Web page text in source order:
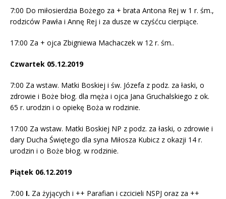
7:00 Do miłosierdzia Bożego za + brata Antona Rej w 1 r. śm.,
rodziców Pawła i Annę Rej i za dusze w czyśćcu cierpiące.
17:00 Za + ojca Zbigniewa Machaczek w 12 r. śm..
Czwartek 05.12.2019
7:00 Za wstaw. Matki Boskiej i św. Józefa z podz. za łaski, o
zdrowie i Boże błog. dla męża i ojca Jana Gruchalskiego z ok.
65 r. urodzin i o opiekę Boża w rodzinie.
17:00 Za wstaw. Matki Boskiej NP z podz. za łaski, o zdrowie i
dary Ducha Świętego dla syna Miłosza Kubicz z okazji 14 r.
urodzin i o Boże błog. w rodzinie.
Piątek 06.12.2019
7:00 I. Za żyjących i ++ Parafian i czcicieli NSPJ oraz za ++